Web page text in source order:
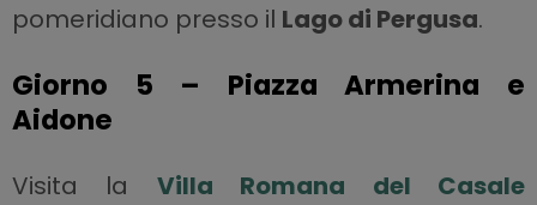
pomeridiano presso il Lago di Pergusa.
Giorno 5 – Piazza Armerina e
Aidone
Visita la Villa Romana del Casale